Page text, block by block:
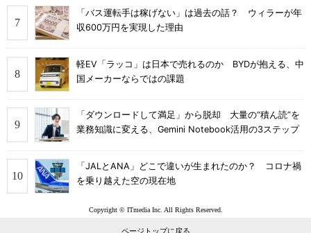
「バス運転手は稼げない」は過去の話？ ウィラーが年
収600万円を実現した理由
軽EV「ラッコ」は日本で売れるのか BYDが抱える、中
国メーカーならではの課題
「ダウンロードして満足」から脱却 大量の“積ん読”を
業務知識に変える、Gemini Notebook活用の3ステップ
「JALとANA」どこで違いが生まれたのか？ コロナ禍
を乗り越えた空の現在地
Copyright © ITmedia Inc. All Rights Reserved.
ページトップに戻る